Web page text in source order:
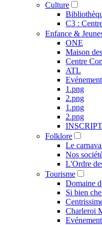
Culture
C3 :
Enfance &
ONE
Maison
Centre
ATL
1.png
2.png
1.png
2.png
Folklore
Le
Nos
L'Ordre
Tourisme
Domaine
Si bien
Charleroi